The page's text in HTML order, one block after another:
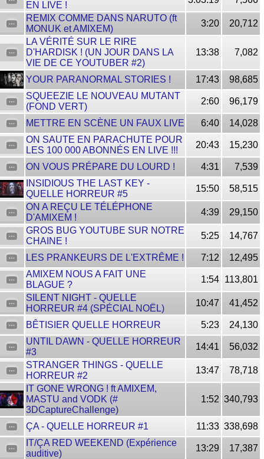
EN LIVE !
REMIX COMME DANS NARUTO (ft
MONUK et AMIXEM)
3:20
20,712
LA VÉRITÉ SUR LE RIRE
D'HARDISK ! (UN JOUR DANS LA
VIE DE CE YOUTUBER #2)
13:38 7,082
YOUR PARANORMAL STORIES ! 17:43
98,685
SQUEEZIE LE NOUVEAU MUTANT
(FOND VERT)
2:60 96,179
METTRE EN SCÈNE UN FAUX LIVE 6:40
14,028
ON SAUTE EN PARACHUTE POUR
LES 100 000 ABONNÉS EN LIVE !!!
20:43 15,230
ON VOUS PRÉPARE DU LOURD ! 4:31
7,539
INSIDIOUS THE LAST KEY -
QUELLE HORREUR #5
15:50
58,515
ON A REÇU LE TÉLÉPHONE
D'AMIXEM !
4:39
29,150
GROS BUG YOUTUBE SUR NOTRE
CHAINE !
5:25 14,767
LES PRANKEURS DE L'EXTRÊME ! 7:12
12,495
AMIXEM NOUS A FAIT UNE
BLAGUE ?
1:54 113,801
SILENT NIGHT - QUELLE
HORREUR #4 (SPÉCIAL NOËL)
10:47 41,452
BÊTISIER QUELLE HORREUR 5:23
24,130
UNTIL DAWN - QUELLE HORREUR
#3
14:41
56,032
STRANGER THINGS - QUELLE
HORREUR #2
13:47
78,718
IT GONE WRONG ! ft AMIXEM,
MASTU and VODK (#
3DCaptureChallenge)
1:52 340,793
ÇA - QUELLE HORREUR #1 11:33 338,698
IT/ÇA RED WEEKEND (Expérience
auditive)
13:29
17,387